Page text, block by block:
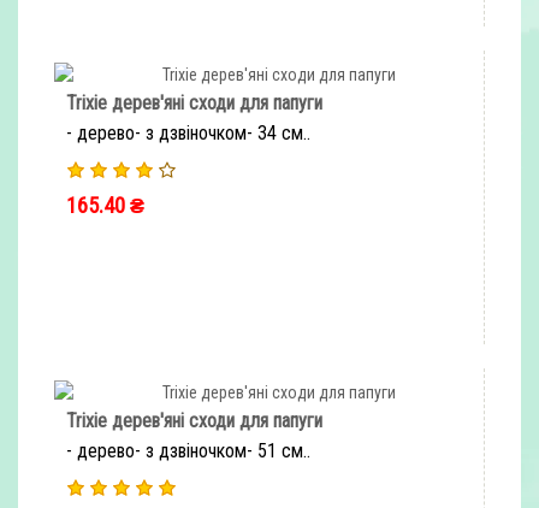
Trixie дерев'яні сходи для папуги
- дерево- з дзвіночком- 34 см..
165.40 ₴
Trixie дерев'яні сходи для папуги
- дерево- з дзвіночком- 51 см..